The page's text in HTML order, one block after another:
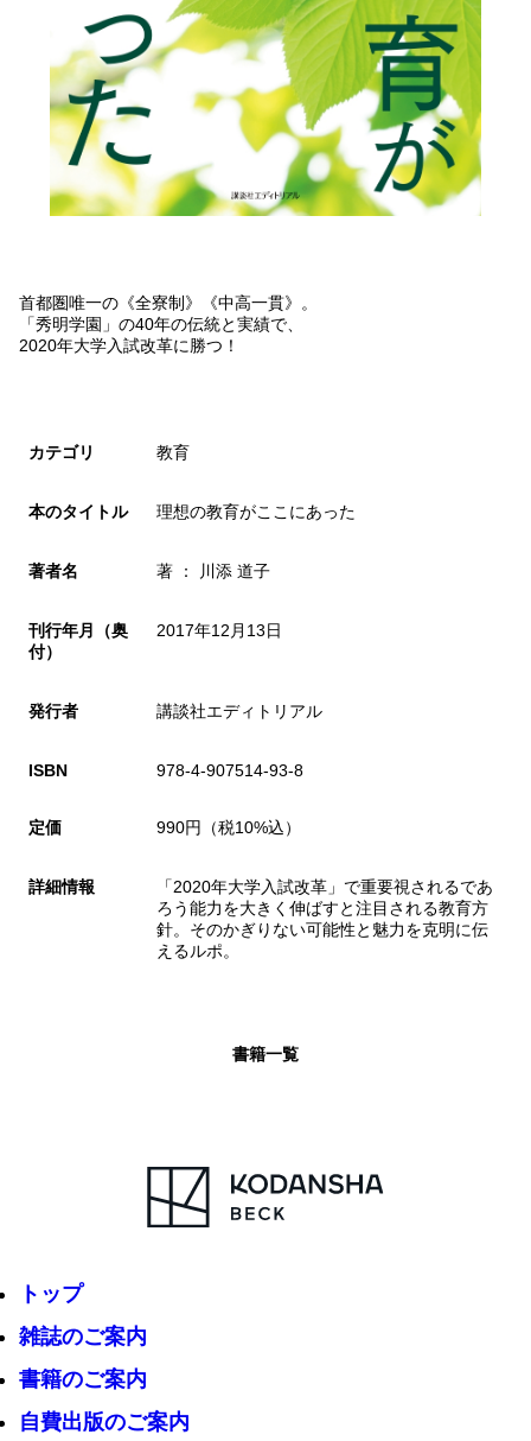
首都圏唯一の《全寮制》《中高一貫》。
「秀明学園」の40年の伝統と実績で、
2020年大学入試改革に勝つ！
カテゴリ 教育
本のタイトル 理想の教育がここにあった
著者名 著 ： 川添 道子
刊行年月（奥
付）
2017年12月13日
発行者 講談社エディトリアル
ISBN 978-4-907514-93-8
定価 990円（税10%込）
詳細情報
「2020年大学入試改革」で重要視されるであ
ろう能力を大きく伸ばすと注目される教育方
針。そのかぎりない可能性と魅力を克明に伝
えるルポ。
書籍一覧
トップ
雑誌のご案内
書籍のご案内
自費出版のご案内